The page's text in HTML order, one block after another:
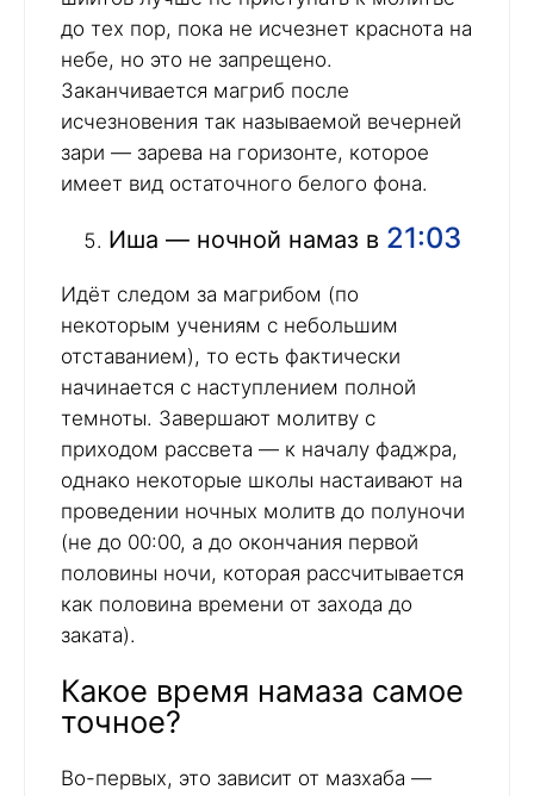
до тех пор, пока не исчезнет краснота на
небе, но это не запрещено.
Заканчивается магриб после
исчезновения так называемой вечерней
зари — зарева на горизонте, которое
имеет вид остаточного белого фона.
Иша — ночной намаз в 21:03
Идёт следом за магрибом (по
некоторым учениям с небольшим
отставанием), то есть фактически
начинается с наступлением полной
темноты. Завершают молитву с
приходом рассвета — к началу фаджра,
однако некоторые школы настаивают на
проведении ночных молитв до полуночи
(не до 00:00, а до окончания первой
половины ночи, которая рассчитывается
как половина времени от захода до
заката).
Какое время намаза самое
точное?
Во-первых, это зависит от мазхаба —